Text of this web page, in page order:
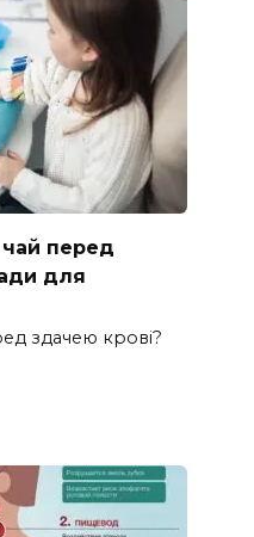
перед
для
здачею крові?